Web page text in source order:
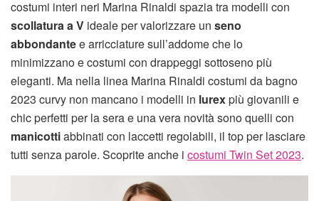
costumi interi neri Marina Rinaldi spazia tra modelli con
scollatura a V ideale per valorizzare un seno
abbondantee arricciature sull’addome che lo
minimizzano e costumi con drappeggi sottoseno più
eleganti. Ma nella linea Marina Rinaldi costumi da bagno
2023 curvy non mancano i modelli in lurexpiù giovanili e
chic perfetti per la sera e una vera novità sono quelli con
manicottiabbinati con laccetti regolabili, il top per lasciare
tutti senza parole. Scoprite anche i costumi Twin Set 2023.